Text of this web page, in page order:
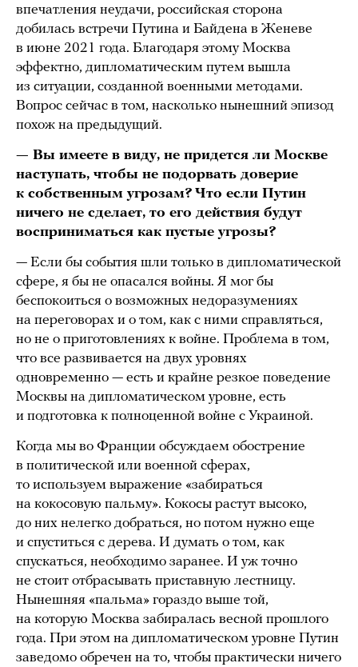
впечатления неудачи, российская сторона
добилась встречи Путина и Байдена в Женеве
в июне 2021 года. Благодаря этому Москва
эффектно, дипломатическим путем вышла
из ситуации, созданной военными методами.
Вопрос сейчас в том, насколько нынешний эпизод
похож на предыдущий.
— Вы имеете в виду, не придется ли Москве
наступать, чтобы не подорвать доверие
к собственным угрозам? Что если Путин
ничего не сделает, то его действия будут
восприниматься как пустые угрозы?
— Если бы события шли только в дипломатической
сфере, я бы не опасался войны. Я мог бы
беспокоиться о возможных недоразумениях
на переговорах и о том, как с ними справляться,
но не о приготовлениях к войне. Проблема в том,
что все развивается на двух уровнях
одновременно — есть и крайне резкое поведение
Москвы на дипломатическом уровне, есть
и подготовка к полноценной войне с Украиной.
Когда мы во Франции обсуждаем обострение
в политической или военной сферах,
то используем выражение «забираться
на кокосовую пальму». Кокосы растут высоко,
до них нелегко добраться, но потом нужно еще
и спуститься с дерева. И думать о том, как
спускаться, необходимо заранее. И уж точно
не стоит отбрасывать приставную лестницу.
Нынешняя «пальма» гораздо выше той,
на которую Москва забиралась весной прошлого
года. При этом на дипломатическом уровне Путин
заведомо обречен на то, чтобы практически ничего